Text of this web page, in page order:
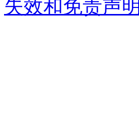
失效和免责声明